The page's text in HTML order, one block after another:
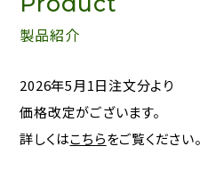
製品紹介
2026年5月1日注文分より
価格改定がございます。
詳しくはこちらをご覧ください。